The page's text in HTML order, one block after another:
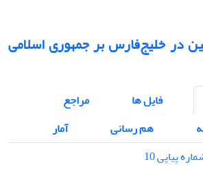
در خلیج‌فارس بر جمهوری اسلامی
فایل ها
مراجع
هم رسانی
آمار